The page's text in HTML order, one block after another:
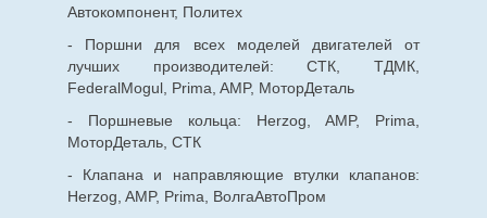
Автокомпонент, Политех
- Поршни для всех моделей двигателей от
лучших производителей: СТК, ТДМК,
FederalMogul, Prima, AMP, МоторДеталь
- Поршневые кольца: Herzog, AMP, Prima,
МоторДеталь, СТК
- Клапана и направляющие втулки клапанов:
Herzog, AMP, Prima, ВолгаАвтоПром